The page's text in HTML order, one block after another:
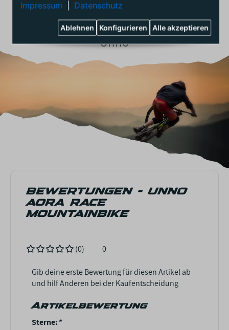
HERSTELLER
Unno
BEWERTUNGEN - UNNO
AORA RACE
MOUNTAINBIKE
(0) 0
Gib deine erste Bewertung für diesen Artikel ab
und hilf Anderen bei der Kaufentscheidung
Artikelbewertung
Sterne:*
Impressum
Datenschutz
Alle akzeptieren
Konfigurieren
Ablehnen